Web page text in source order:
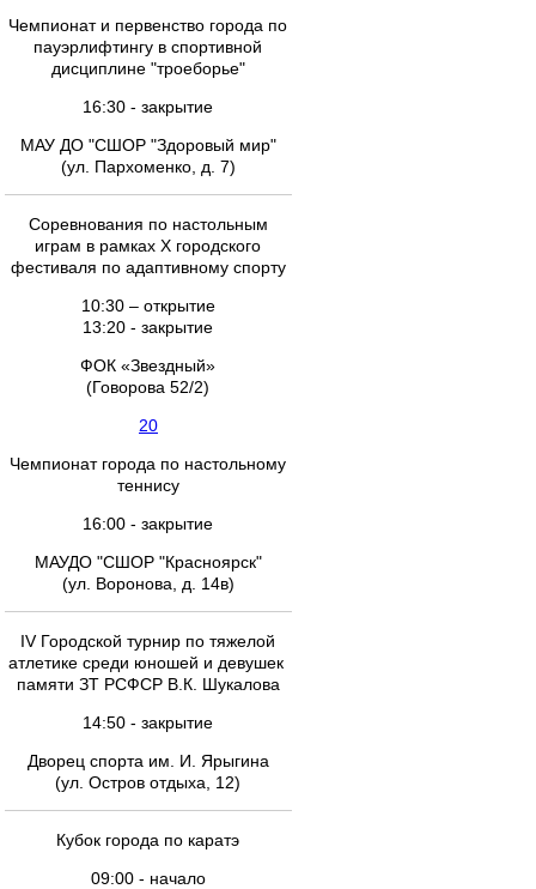
Чемпионат и первенство города по
пауэрлифтингу в спортивной
дисциплине "троеборье"
16:30 - закрытие
МАУ ДО "СШОР "Здоровый мир"
(ул. Пархоменко, д. 7)
Соревнования по настольным
играм в рамках X городского
фестиваля по адаптивному спорту
10:30 – открытие
13:20 - закрытие
ФОК «Звездный»
(Говорова 52/2)
20
Чемпионат города по настольному
теннису
16:00 - закрытие
МАУДО "СШОР "Красноярск"
(ул. Воронова, д. 14в)
IV Городской турнир по тяжелой
атлетике среди юношей и девушек
памяти ЗТ РСФСР В.К. Шукалова
14:50 - закрытие
Дворец спорта им. И. Ярыгина
(ул. Остров отдыха, 12)
Кубок города по каратэ
09:00 - начало